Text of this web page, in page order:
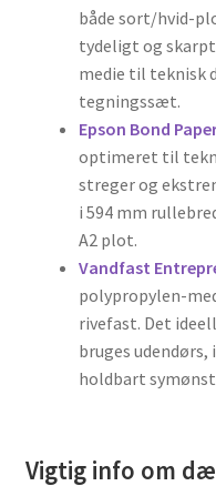
både sort/hvid-
tydeligt og
medie til teknisk
tegningssæt.
Epson Bond
optimeret til
streger og
i 594 mm
A2 plot.
Vandfast
polypropylen-
rivefast. Det
bruges
holdbart
Vigtig info om